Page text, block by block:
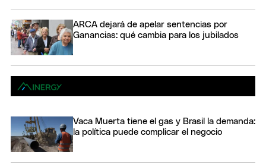
ARCA dejará de apelar sentencias por
Ganancias: qué cambia para los jubilados
Vaca Muerta tiene el gas y Brasil la demanda:
la política puede complicar el negocio